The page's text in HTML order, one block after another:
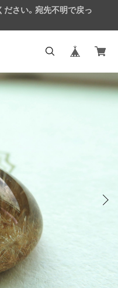
さい。宛先不明で戻っ